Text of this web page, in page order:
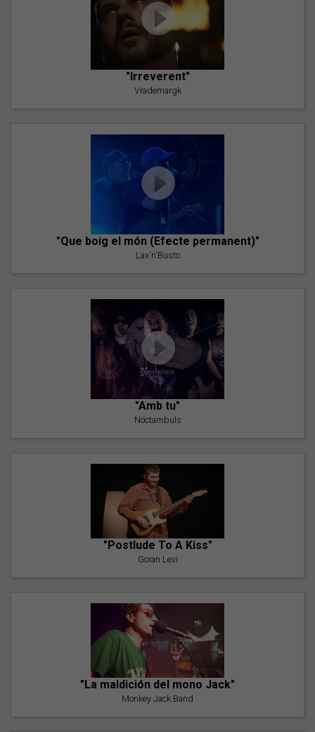
"Irreverent"
Vrademargk
"Que boig el món (Efecte permanent)"
Lax'n'Busto
"Amb tu"
Nöctambuls
"Postlude To A Kiss"
Goran Levi
"La maldición del mono Jack"
Monkey Jack Band